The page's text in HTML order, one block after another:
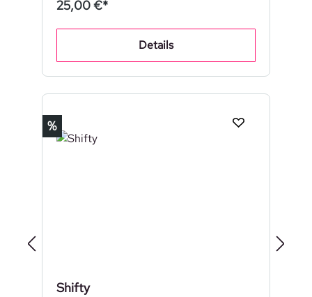
25,00 €*
Details
Rabatt
%
Shifty